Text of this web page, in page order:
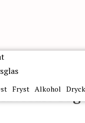
Fryst Alkohol